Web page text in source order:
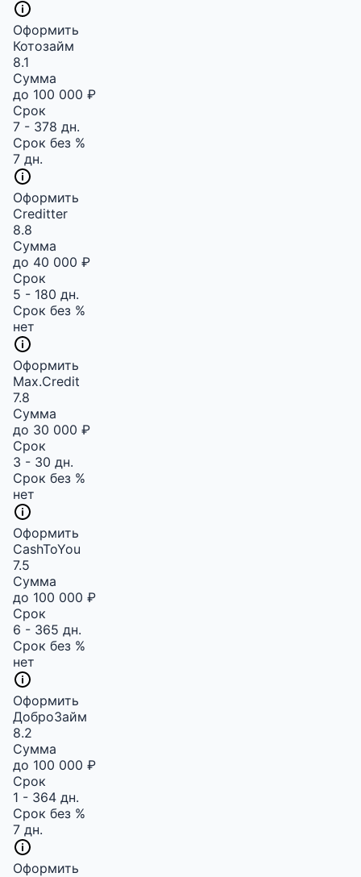
Оформить
Котозайм
8.1
Сумма
до 100 000 ₽
Срок
7 - 378 дн.
Срок без %
7 дн.
Оформить
Creditter
8.8
Сумма
до 40 000 ₽
Срок
5 - 180 дн.
Срок без %
нет
Оформить
Max.Credit
7.8
Сумма
до 30 000 ₽
Срок
3 - 30 дн.
Срок без %
нет
Оформить
CashToYou
7.5
Сумма
до 100 000 ₽
Срок
6 - 365 дн.
Срок без %
нет
Оформить
ДоброЗайм
8.2
Сумма
до 100 000 ₽
Срок
1 - 364 дн.
Срок без %
7 дн.
Оформить